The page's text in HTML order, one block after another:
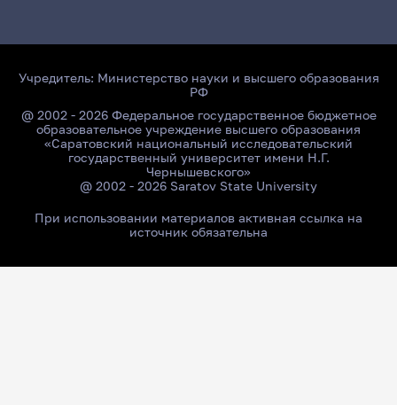
Учредитель: Министерство науки и высшего образования
РФ
@ 2002 - 2026 Федеральное государственное бюджетное
образовательное учреждение высшего образования
«Саратовский национальный исследовательский
государственный университет имени Н.Г.
Чернышевского»
@ 2002 - 2026 Saratov State University
При использовании материалов активная ссылка на
источник обязательна